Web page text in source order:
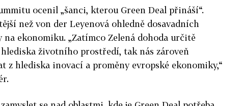
ocenil „šanci, kterou Green Deal přináší“.
než von der Leyenová ohledně dosavadních
na ekonomiku. „Zatímco Zelená dohoda určitě
hlediska životního prostředí, tak nás zároveň
z hlediska inovací a proměny evropské ekonomiky,“